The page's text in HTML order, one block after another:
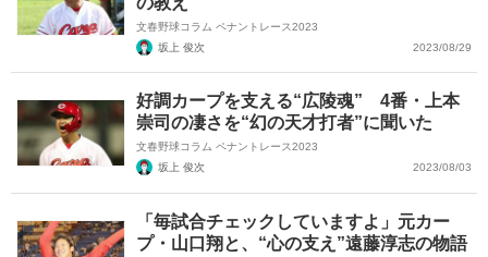
文春野球コラム ペナントレース2023
坂上 俊次
2023/08/29
好調カープを支える“広陵魂” 4番・上本
崇司の凄さを“幻の天才打者”に聞いた
文春野球コラム ペナントレース2023
坂上 俊次
2023/08/03
「毎試合チェックしていますよ」元カー
プ・山口翔と、“心の支え”遠藤淳志の物語